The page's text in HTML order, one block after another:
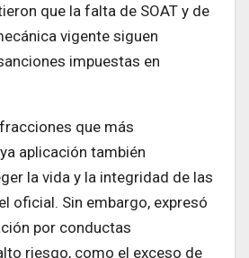
que la falta de SOAT y de
vigente siguen
impuestas en
que más
aplicación también
la vida y la integridad de las
oficial. Sin embargo, expresó
por conductas
riesgo, como el exceso de